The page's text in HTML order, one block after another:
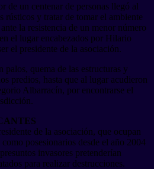
de un centenar de personas llegó al
rústicos y tratar de tomar el ambiente
la resistencia de un menor número
el lugar encabezados por Hilario
el presidente de la asociación.
palos, quema de las estructuras y
predios, hasta que al lugar acudieron
Albarracín, por encontrarse el
de la asociación, que ocupan
posesionarios desde el año 2004
invasores pretenderían
para realizar destrucciones.